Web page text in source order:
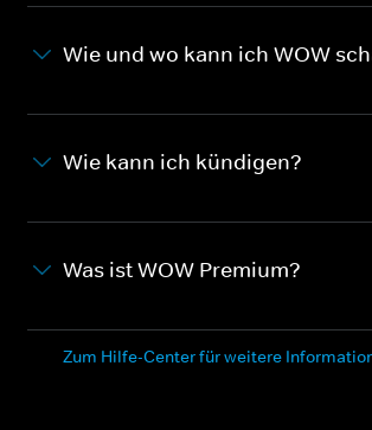
Wie und wo kann ich WOW
Wie kann ich kündigen?
Was ist WOW Premium?
Zum Hilfe-Center für weitere